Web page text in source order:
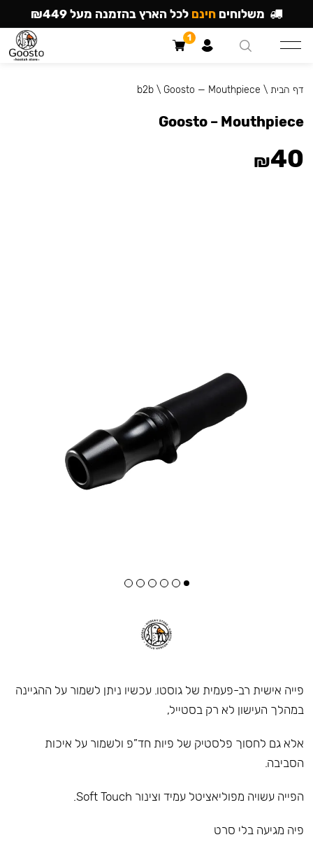
פייה אישית רב-פעמית של גוסטו. עכשיו ניתן לשמור על ההגיינה
במהלך העישון לא רק בסטייל,
אלא גם לחסוך פלסטיק של פיות חד”פ ולשמור על איכות
הסביבה.
הפייה עשויה מפוליאציטל עמיד וצינור Soft Touch.
פיה מגיעה בלי סרט
דף הבית \
b2b\ Goosto — Mouthpiece
Goosto – Mouthpiece
₪40
משלוחים חינם לכל הארץ בהזמנה מעל ₪449
1